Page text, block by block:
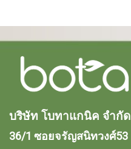
บริษัท โบทาแกนิค จํากัด
36/1 ซอยจรัญสนิทวงศ์53